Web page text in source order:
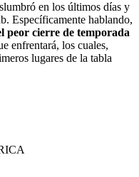
en los últimos días y
Específicamente hablando,
peor cierre de temporada
enfrentará, los cuales,
lugares de la tabla